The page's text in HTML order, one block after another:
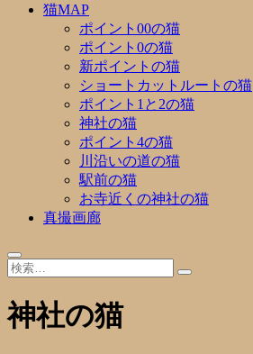
猫MAP
ポイント00の猫
ポイント0の猫
新ポイントの猫
ショートカットルートの猫
ポイント1と2の猫
神社の猫
ポイント4の猫
川沿いの道の猫
駅前の猫
お寺近くの神社の猫
真撮画廊
神社の猫